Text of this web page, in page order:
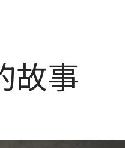
故事